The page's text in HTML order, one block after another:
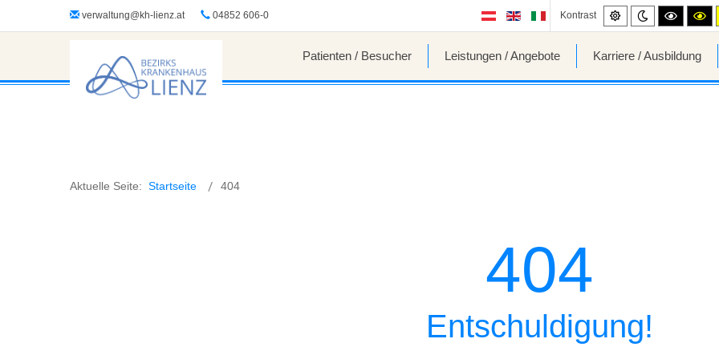
verwaltung@kh-lienz.at 04852 606-0 Kontrast Standard
Night
mode
High
contrast
mode.
Patienten / Besucher Leistungen / Angebote Karriere / Ausbildung
Aktuelle Seite: Startseite 404
404
Entschuldigung!